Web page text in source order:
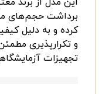
برداشت حجم‌های
کرده و به دلیل
و تکرارپذیری
تجهیزات